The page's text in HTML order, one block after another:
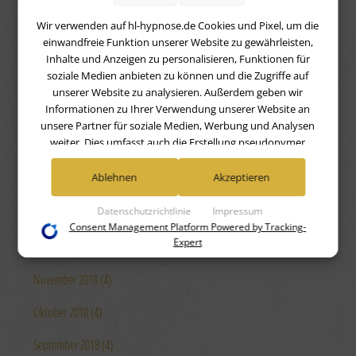
Juli 2019 (4)
Juni 2019 (4)
Mai 2019 (4)
April 2019 (4)
März 2019 (4)
Februar 2019 (4)
November 2018 (4)
Oktober 2018 (4)
September 2018 (4)
Wir verwenden auf hl-hypnose.de Cookies und Pixel, um die
einwandfreie Funktion unserer Website zu gewährleisten,
Inhalte und Anzeigen zu personalisieren, Funktionen für
soziale Medien anbieten zu können und die Zugriffe auf
unserer Website zu analysieren. Außerdem geben wir
Informationen zu Ihrer Verwendung unserer Website an
unsere Partner für soziale Medien, Werbung und Analysen
weiter. Dies umfasst auch die Erstellung pseudonymer
Nutzungsprofile. Unsere Partner (Google Advertising
Products) führen diese Informationen möglicherweise mit
weiteren Daten zusammen, die Sie ihnen bereitgestellt haben
(bspw. anhand eines persönlichen Accounts) oder welche sie
im Rahmen Ihrer Nutzung der Dienste gesammelt haben
(bspw. Nutzungsdaten anderer Geräte). Ihre Einwilligung zur
Nutzung von Cookies und Pixeln können Sie jederzeit
widerrufen, indem Sie auf den Datenschutz-Button links
Zwecke der Datenverarbeitung durch unsere Partner:
Datenschutzrichtlinie Impressum
Ablehnen Akzeptieren
Consent Management Platform Powered by Tracking-
Expert